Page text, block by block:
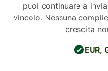
puoi continuare a
vincolo. Nessuna
crescita
EUR,